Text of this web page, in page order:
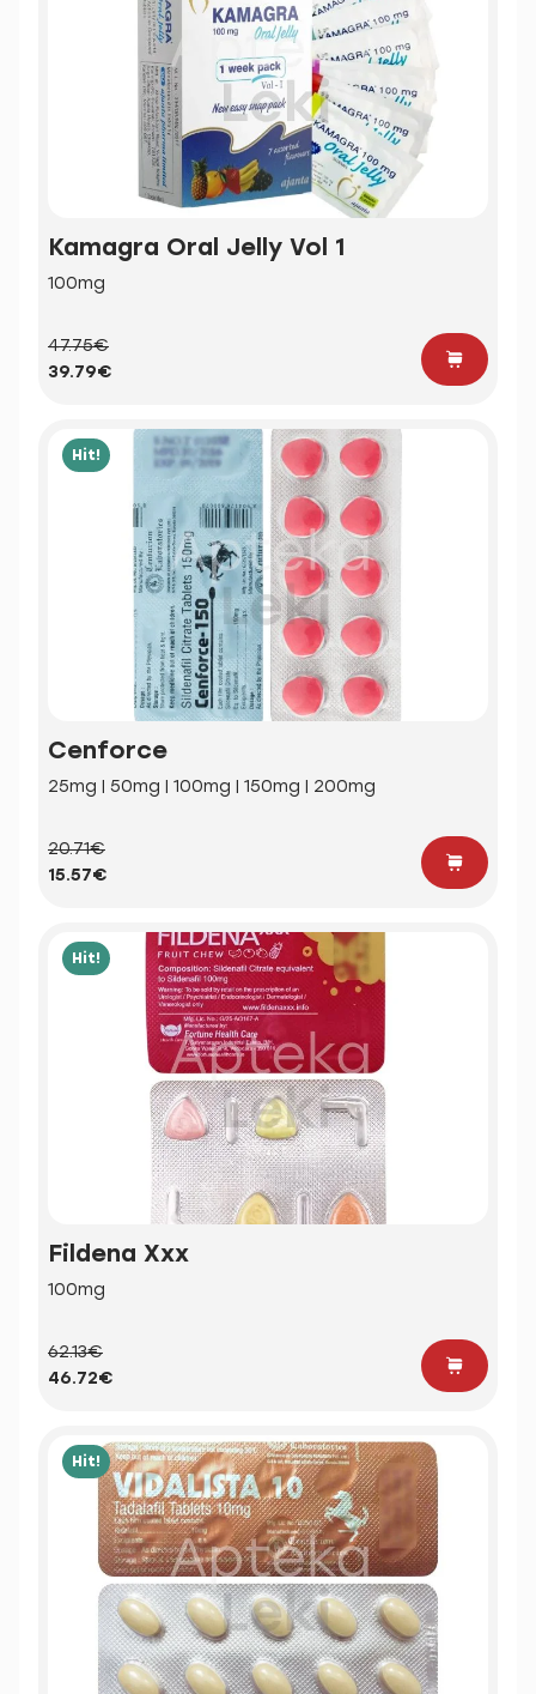
Kamagra Oral Jelly Vol 1
100mg
47.75€
39.79€
Hit!
Cenforce
25mg | 50mg | 100mg | 150mg | 200mg
20.71€
15.57€
Hit!
Fildena Xxx
100mg
62.13€
46.72€
Hit!